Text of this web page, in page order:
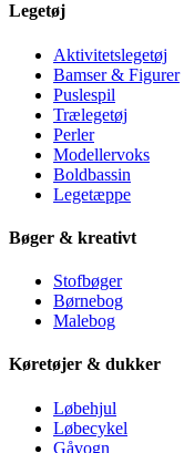
Legetøj
Aktivitetslegetøj
Bamser & Figurer
Puslespil
Trælegetøj
Perler
Modellervoks
Boldbassin
Legetæppe
Bøger & kreativt
Stofbøger
Børnebog
Malebog
Køretøjer & dukker
Løbehjul
Løbecykel
Gåvogn